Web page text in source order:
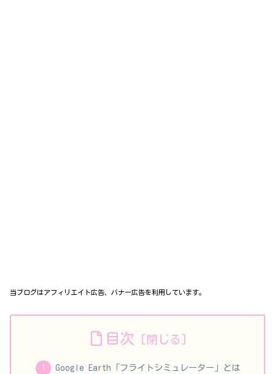
当ブログはアフィリエイト広告、バナー広告を利用しています。
目次
Google Earth「フライトシミュレーター」とは